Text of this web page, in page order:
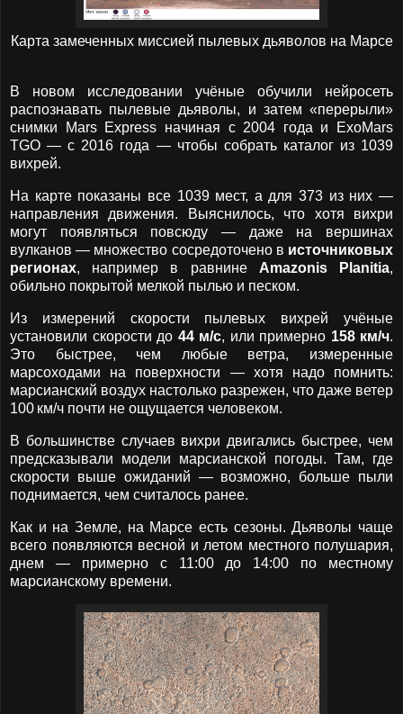
Карта замеченных миссией пылевых дьяволов на Марсе
В новом исследовании учёные обучили нейросеть
распознавать пылевые дьяволы, и затем «перерыли»
снимки Mars Express начиная с 2004 года и ExoMars
TGO — с 2016 года — чтобы собрать каталог из 1039
вихрей.
На карте показаны все 1039 мест, а для 373 из них —
направления движения. Выяснилось, что хотя вихри
могут появляться повсюду — даже на вершинах
вулканов — множество сосредоточено в источниковых
регионах, например в равнине Amazonis Planitia,
обильно покрытой мелкой пылью и песком.
Из измерений скорости пылевых вихрей учёные
установили скорости до 44 м/с, или примерно 158 км/ч.
Это быстрее, чем любые ветра, измеренные
марсоходами на поверхности — хотя надо помнить:
марсианский воздух настолько разрежен, что даже ветер
100 км/ч почти не ощущается человеком.
В большинстве случаев вихри двигались быстрее, чем
предсказывали модели марсианской погоды. Там, где
скорости выше ожиданий — возможно, больше пыли
поднимается, чем считалось ранее.
Как и на Земле, на Марсе есть сезоны. Дьяволы чаще
всего появляются весной и летом местного полушария,
днем — примерно с 11:00 до 14:00 по местному
марсианскому времени.